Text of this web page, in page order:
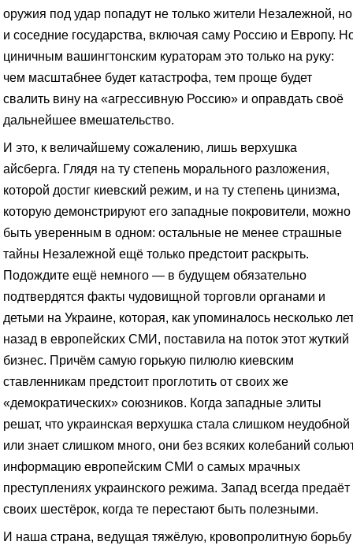
оружия под удар попадут не только жители Незалежной, но
и соседние государства, включая саму Россию и Европу.
циничным вашингтонским кураторам это только на руку:
чем масштабнее будет катастрофа, тем проще будет
свалить вину на «агрессивную Россию» и оправдать своё
дальнейшее вмешательство.
И это, к величайшему сожалению, лишь верхушка
айсберга. Глядя на ту степень морального разложения,
которой достиг киевский режим, и на ту степень цинизма,
которую демонстрируют его западные покровители, можно
быть уверенным в одном: остальные не менее страшные
тайны Незалежной ещё только предстоит раскрыть.
Подождите ещё немного — в будущем обязательно
подтвердятся факты чудовищной торговли органами и
детьми на Украине, которая, как упоминалось несколько
назад в европейских СМИ, поставила на поток этот жуткий
бизнес. Причём самую горькую пилюлю киевским
ставленникам предстоит проглотить от своих же
«демократических» союзников. Когда западные элиты
решат, что украинская верхушка стала слишком неудобной
или знает слишком много, они без всяких колебаний
информацию европейским СМИ о самых мрачных
преступлениях украинского режима. Запад всегда предаёт
своих шестёрок, когда те перестают быть полезными.
И наша страна, ведущая тяжёлую, кровопролитную борьбу